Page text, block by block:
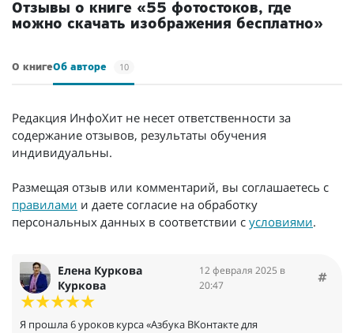
Отзывы о книге «55 фотостоков, где
можно скачать изображения бесплатно»
О книгеОб авторе 10
Редакция ИнфоХит не несет ответственности за
содержание отзывов, результаты обучения
индивидуальны.
Размещая отзыв или комментарий, вы соглашаетесь с
правилами и даете согласие на обработку
персональных данных в соответствии с условиями.
Елена Куркова
Куркова
12 февраля 2025 в
20:47
Я прошла 6 уроков курса «Азбука ВКонтакте для